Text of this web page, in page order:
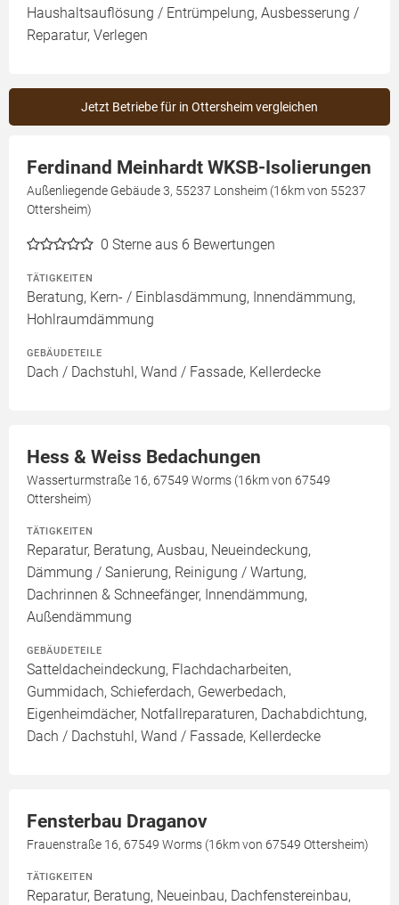
Haushaltsauflösung / Entrümpelung, Ausbesserung /
Reparatur, Verlegen
Jetzt Betriebe für in Ottersheim vergleichen
Ferdinand Meinhardt WKSB-Isolierungen
Außenliegende Gebäude 3, 55237 Lonsheim (16km von 55237
Ottersheim)
0 Sterne aus 6 Bewertungen
TÄTIGKEITEN
Beratung, Kern- / Einblasdämmung, Innendämmung,
Hohlraumdämmung
GEBÄUDETEILE
Dach / Dachstuhl, Wand / Fassade, Kellerdecke
Hess & Weiss Bedachungen
Wasserturmstraße 16, 67549 Worms (16km von 67549
Ottersheim)
TÄTIGKEITEN
Reparatur, Beratung, Ausbau, Neueindeckung,
Dämmung / Sanierung, Reinigung / Wartung,
Dachrinnen & Schneefänger, Innendämmung,
Außendämmung
GEBÄUDETEILE
Satteldacheindeckung, Flachdacharbeiten,
Gummidach, Schieferdach, Gewerbedach,
Eigenheimdächer, Notfallreparaturen, Dachabdichtung,
Dach / Dachstuhl, Wand / Fassade, Kellerdecke
Fensterbau Draganov
Frauenstraße 16, 67549 Worms (16km von 67549 Ottersheim)
TÄTIGKEITEN
Reparatur, Beratung, Neueinbau, Dachfenstereinbau,